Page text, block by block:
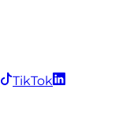
TikTok